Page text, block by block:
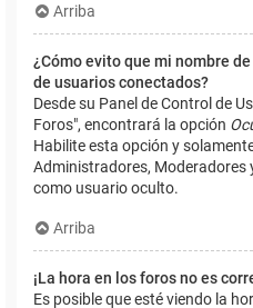
Arriba
¿Cómo evito que mi nombre
de usuarios conectados?
Desde su Panel de Control de
Foros", encontrará la opción
Habilite esta opción y
Administradores, Moderadores
como usuario oculto.
Arriba
¡La hora en los foros no es
Es posible que esté viendo la